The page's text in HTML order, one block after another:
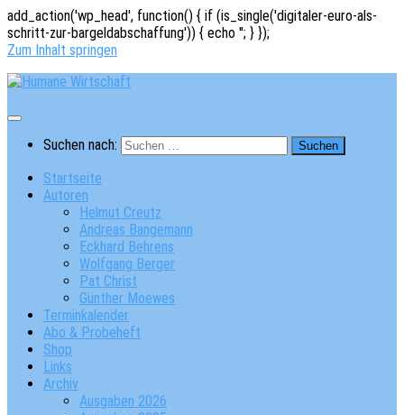
add_action('wp_head', function() { if (is_single('digitaler-euro-als-
schritt-zur-bargeldabschaffung')) { echo ''; } });
Zum Inhalt springen
Suchen nach:
Startseite
Autoren
Helmut Creutz
Andreas Bangemann
Eckhard Behrens
Wolfgang Berger
Pat Christ
Günther Moewes
Terminkalender
Abo & Probeheft
Shop
Links
Archiv
Ausgaben 2026